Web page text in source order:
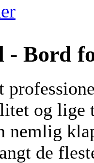
- Bord
og
nemlig
de